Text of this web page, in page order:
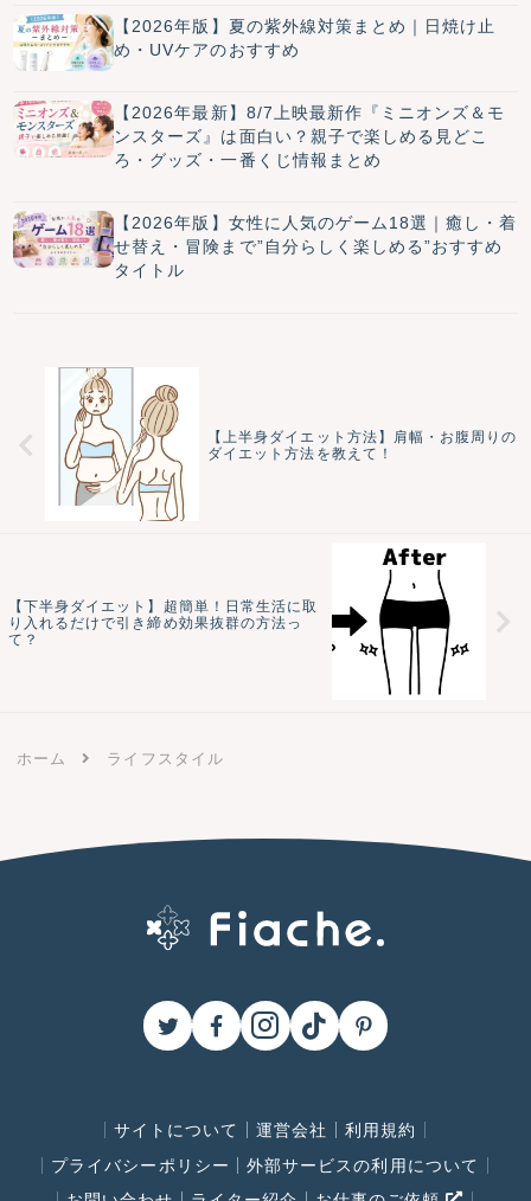
【2026年版】夏の紫外線対策まとめ｜日焼け止
め・UVケアのおすすめ
【2026年最新】8/7上映最新作『ミニオンズ＆モ
ンスターズ』は面白い？親子で楽しめる見どこ
ろ・グッズ・一番くじ情報まとめ
【2026年版】女性に人気のゲーム18選｜癒し・着
せ替え・冒険まで”自分らしく楽しめる”おすすめ
タイトル
【上半身ダイエット方法】肩幅・お腹周りの
ダイエット方法を教えて！
【下半身ダイエット】超簡単！日常生活に取
り入れるだけで引き締め効果抜群の方法っ
て？
ホーム ライフスタイル
サイトについて 運営会社
利用規約
プライバシーポリシー
外部サービスの利用について